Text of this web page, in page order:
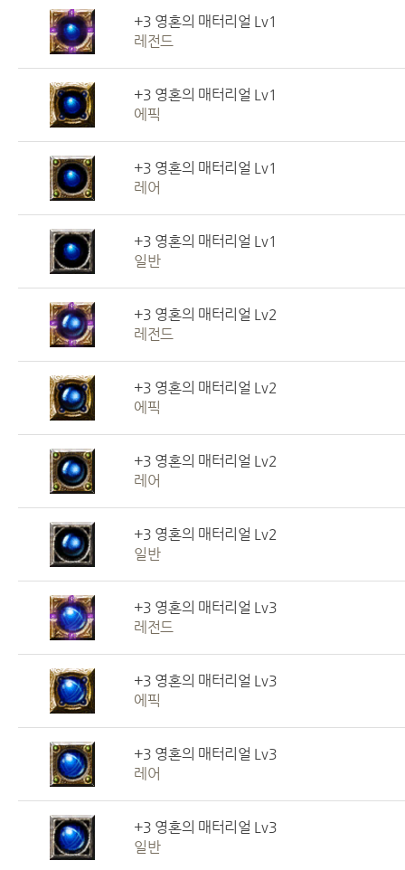
+3 영혼의 매터리얼 Lv1
레전드
+3 영혼의 매터리얼 Lv1
에픽
+3 영혼의 매터리얼 Lv1
레어
+3 영혼의 매터리얼 Lv1
일반
+3 영혼의 매터리얼 Lv2
레전드
+3 영혼의 매터리얼 Lv2
에픽
+3 영혼의 매터리얼 Lv2
레어
+3 영혼의 매터리얼 Lv2
일반
+3 영혼의 매터리얼 Lv3
레전드
+3 영혼의 매터리얼 Lv3
에픽
+3 영혼의 매터리얼 Lv3
레어
+3 영혼의 매터리얼 Lv3
일반